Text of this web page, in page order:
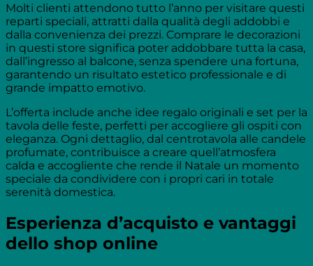
Molti clienti attendono tutto l’anno per visitare questi
reparti speciali, attratti dalla qualità degli addobbi e
dalla convenienza dei prezzi. Comprare le decorazioni
in questi store significa poter addobbare tutta la casa,
dall’ingresso al balcone, senza spendere una fortuna,
garantendo un risultato estetico professionale e di
grande impatto emotivo.
L’offerta include anche idee regalo originali e set per la
tavola delle feste, perfetti per accogliere gli ospiti con
eleganza. Ogni dettaglio, dal centrotavola alle candele
profumate, contribuisce a creare quell’atmosfera
calda e accogliente che rende il Natale un momento
speciale da condividere con i propri cari in totale
serenità domestica.
Esperienza d’acquisto e vantaggi
dello shop online